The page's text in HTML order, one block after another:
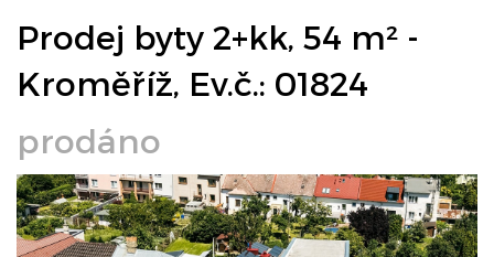
Prodej byty 2+kk, 54 m² -
Kroměříž, Ev.č.: 01824
prodáno